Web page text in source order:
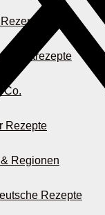
Salatrezepte
Co.
Rezepte
Regionen
Rezepte